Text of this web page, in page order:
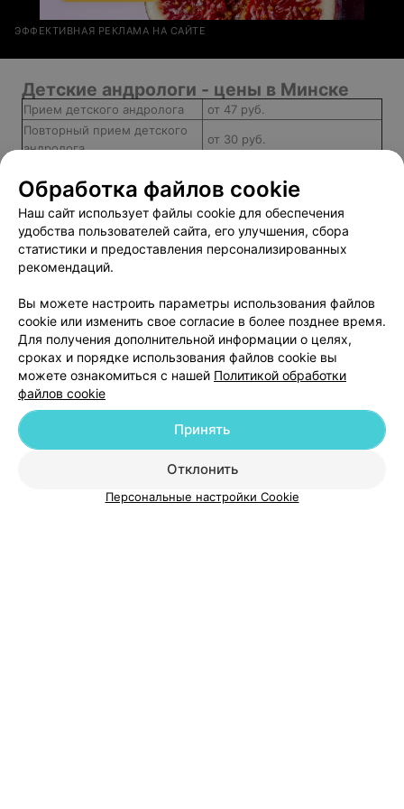
ЭФФЕКТИВНАЯ РЕКЛАМА НА САЙТЕ
Детские андрологи - цены в Минске
Прием детского андролога
от 47 руб.
Повторный прием детского
андролога
от 30 руб.
андролога
Биопсия яичка от 239 руб.
Добавить специалиста
Медицинский маркетинг
Публичный договор
Пользовательское соглашение
Способы оплаты
Обработка файлов cookie
Наш сайт использует файлы cookie для обеспечения
удобства пользователей сайта, его улучшения, сбора
статистики и предоставления персонализированных
рекомендаций.
Вы можете настроить параметры использования файлов
cookie или изменить свое согласие в более позднее время.
Для получения дополнительной информации о целях,
сроках и порядке использования файлов cookie вы
можете ознакомиться с нашей Политикой обработки
файлов cookie
Отклонить
Принять
Персональные настройки Cookie